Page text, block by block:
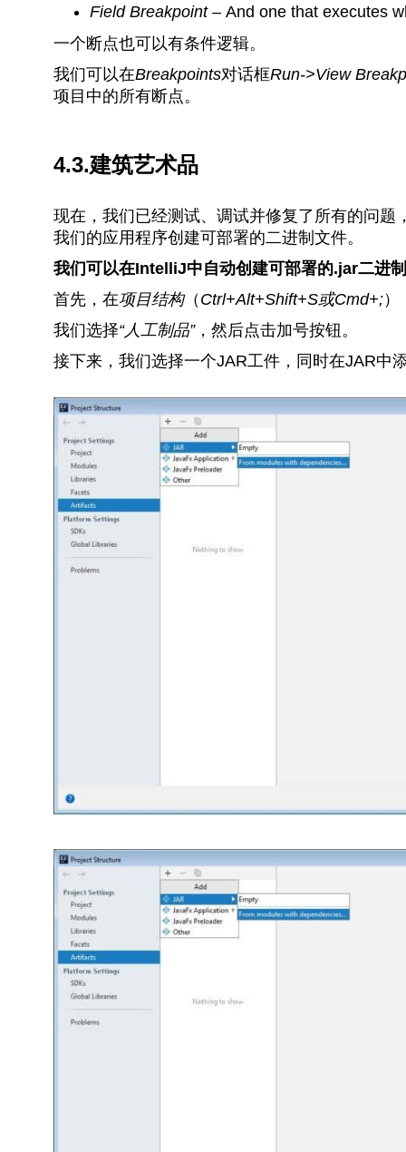
Field Breakpoint –And one that executes
一个断点也可以有条件逻辑。
我们可以在Breakpoints对话框Run->View
项目中的所有断点。
4.3.建筑艺术品
现在，我们已经测试、调试并修复了所有的问
我们的应用程序创建可部署的二进制文件。
我们可以在IntelliJ中自动创建可部署的.jar二进
首先，在项目结构（ Ctrl+Alt+Shift+S或Cmd+;）
我们选择“人工制品”，然后点击加号按钮。
接下来，我们选择一个JAR工件，同时在JAR中